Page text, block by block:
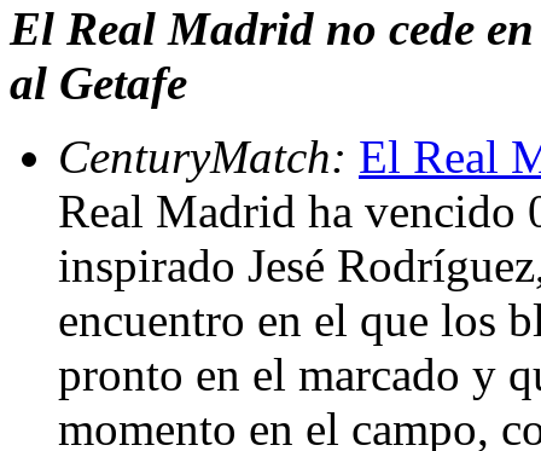
El Real Madrid no cede
al Getafe
CenturyMatch: El Real
Real Madrid ha vencido
inspirado Jesé
encuentro en el que los
pronto en el marcado y
momento en el campo,